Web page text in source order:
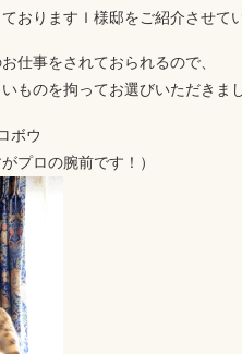
おりますＩ様邸をご紹介させて
仕事をされておられるので、
ものを拘ってお選びいただきま
ボウ
プロの腕前です！）